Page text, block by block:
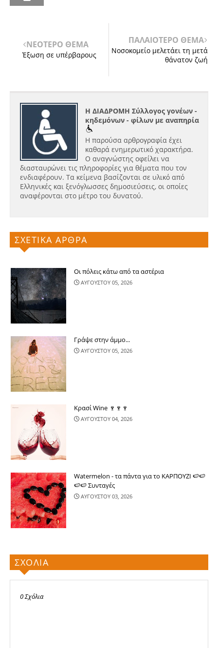
ΝΕΟΤΕΡΟ ΘΕΜΑ
Έξωση σε υπέρβαρους​
ΠΑΛΑΙΟΤΕΡΟ ΘΕΜΑ
Νοσοκομείο μελετάει τη μετά
θάνατον ζωή
Η ΔΙΑΔΡΟΜΗ Σύλλογος γονέων -
κηδεμόνων - φίλων με αναπηρία
Η παρούσα αρθρογραφία έχει
καθαρά ενημερωτικό χαρακτήρα.
Ο αναγνώστης οφείλει να
διασταυρώνει τις πληροφορίες για θέματα που τον
ενδιαφέρουν. Τα κείμενα βασίζονται σε υλικό από
Ελληνικές και ξενόγλωσσες δημοσιεύσεις, οι οποίες
αναφέρονται στο μέτρο του δυνατού.
ΣΧΕΤΙΚΑ ΑΡΘΡΑ
Οι πόλεις κάτω από τα αστέρια
ΑΥΓΟΥΣΤΟΥ 05, 2026
Γράψε στην άμμο...
ΑΥΓΟΥΣΤΟΥ 05, 2026
Κρασί Wine 🍷🍷🍷
ΑΥΓΟΥΣΤΟΥ 04, 2026
Watermelon - τα πάντα για το ΚΑΡΠΟΥΖΙ 🍉🍉
🍉🍉 Συνταγές
ΑΥΓΟΥΣΤΟΥ 03, 2026
ΣΧΟΛΙΑ
0 Σχόλια